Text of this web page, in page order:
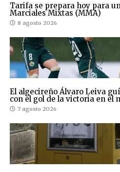
Tarifa se prepara hoy para
Marciales Mixtas (MMA)
8 agosto 2026
El algecireño Álvaro Leiva
con el gol de la victoria en el
7 agosto 2026